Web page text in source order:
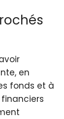
en
fonds et à